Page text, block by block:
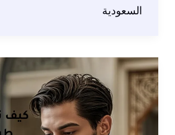
سيو
الدليل
الشامل
لتصدر
نتائج
السعودية